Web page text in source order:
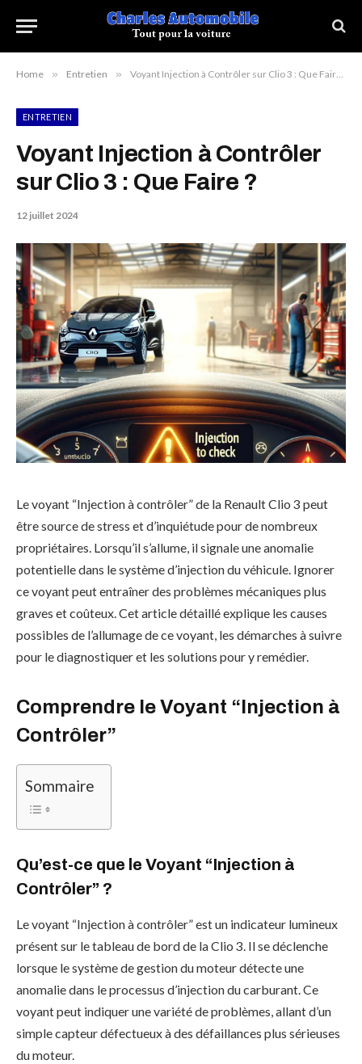
Home » Entretien » Voyant Injection à Contrôler sur Clio 3 : Que Faire ?
ENTRETIEN
Voyant Injection à Contrôler
sur Clio 3 : Que Faire ?
12 juillet 2024
Le voyant “Injection à contrôler” de la Renault Clio 3 peut
être source de stress et d’inquiétude pour de nombreux
propriétaires. Lorsqu’il s’allume, il signale une anomalie
potentielle dans le système d’injection du véhicule. Ignorer
ce voyant peut entraîner des problèmes mécaniques plus
graves et coûteux. Cet article détaillé explique les causes
possibles de l’allumage de ce voyant, les démarches à suivre
pour le diagnostiquer et les solutions pour y remédier.
Comprendre le Voyant “Injection à
Contrôler”
Sommaire
Qu’est-ce que le Voyant “Injection à
Contrôler” ?
Le voyant “Injection à contrôler” est un indicateur lumineux
présent sur le tableau de bord de la Clio 3. Il se déclenche
lorsque le système de gestion du moteur détecte une
anomalie dans le processus d’injection du carburant. Ce
voyant peut indiquer une variété de problèmes, allant d’un
simple capteur défectueux à des défaillances plus sérieuses
du moteur.